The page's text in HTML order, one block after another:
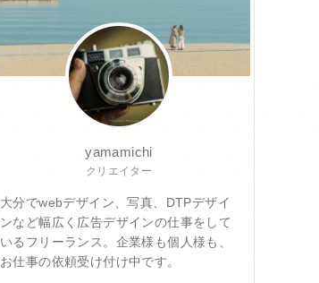
yamamichi
クリエイター
大分でwebデザイン、写真、DTPデザイ
ンなど幅広く広告デザインの仕事をして
いるフリーランス。企業様も個人様も、
お仕事の依頼受け付け中です。